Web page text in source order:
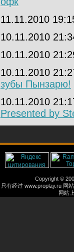
11.11.2010
10.11.2010
10.11.2010
10.11.2010
зубы Пынзарю!
10.11.2010
Presented by
Copyright ©
只有经过 www.proplay.ru 网
网站